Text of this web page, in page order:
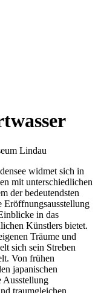
widmet sich in
mit unterschiedlichen
der bedeutendsten
in das
Künstlers bietet.
Träume und
sich sein Streben
Von frühen
japanischen
Ausstellung
traumgleichen